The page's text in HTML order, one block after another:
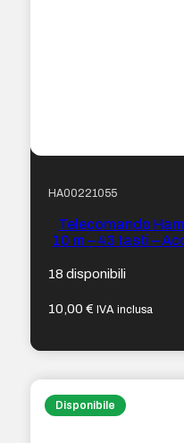
HA00221055
Telecomando
10 m – 43 tasti –
18 disponibili
10,00€ IVA inclusa
Disponibile